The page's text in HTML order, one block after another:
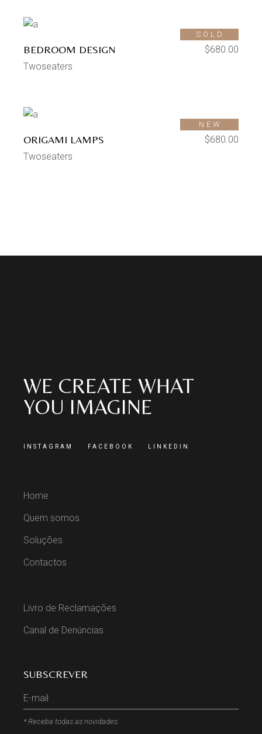
SOLD
BEDROOM DESIGN $680.00
Twoseaters
SOLD
NEW
ORIGAMI LAMPS $680.00
Twoseaters
WE CREATE WHAT
YOU IMAGINE
INSTAGRAM FACEBOOK LINKEDIN
Home
Quem somos
Soluções
Contactos
Livro de Reclamações
Canal de Denúncias
SUBSCREVER
* Receba todas as novidades.